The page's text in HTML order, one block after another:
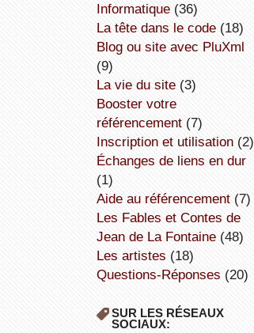
informatique(36)
la tête dans le code(18)
Blog ou site avec PluXml
(9)
la vie du site(3)
booster votre
référencement(7)
inscription et utilisation(2)
échanges de liens en dur
(1)
aide au référencement(7)
Les Fables et Contes de
Jean de La Fontaine(48)
Les artistes (18)
Questions-Réponses (20)
SUR LES RÉSEAUX
SOCIAUX: